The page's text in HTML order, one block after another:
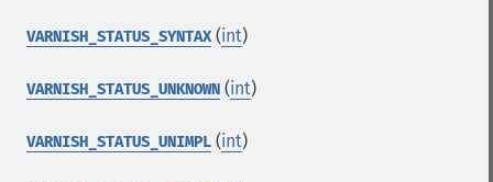
VARNISH_STATUS_SYNTAX(int)
VARNISH_STATUS_UNKNOWN (int)
VARNISH_STATUS_UNIMPL (int)